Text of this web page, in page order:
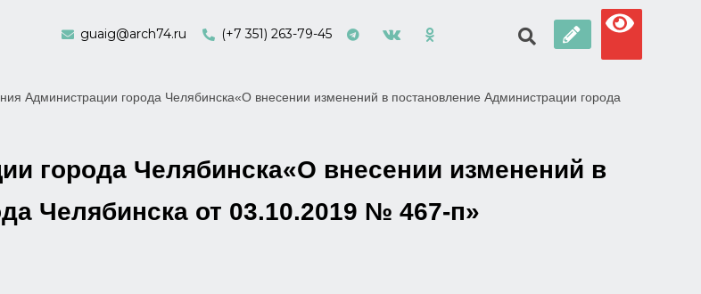
guaig@arch74.ru (+7 351) 263-79-45
Администрации города Челябинска«О внесении изменений в постановление Администрации города
города Челябинска«О внесении изменений в
Челябинска от 03.10.2019 № 467-п»